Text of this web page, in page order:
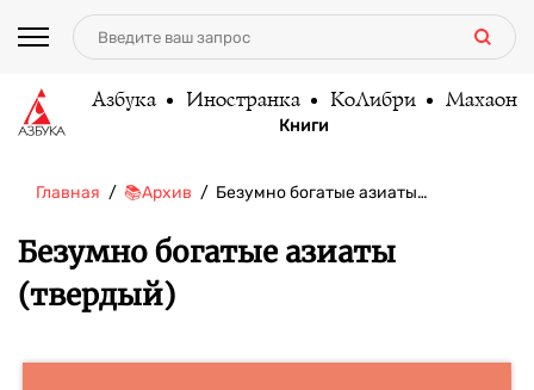
Азбука Иностранка КоЛибри Махаон
Книги
Главная 📚Архив Безумно богатые азиаты…
Безумно богатые азиаты
(твердый)